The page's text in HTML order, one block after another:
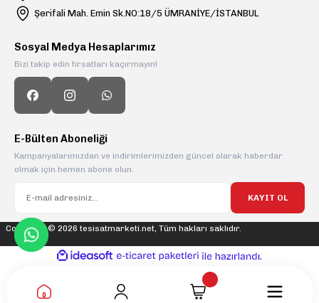
Şerifali Mah. Emin Sk.NO:18/5 ÜMRANİYE/İSTANBUL
Sosyal Medya Hesaplarımız
Bizi takip edin fırsatları kaçırmayın!
E-Bülten Aboneliği
Kampanyalarımızdan ve indirimlerimizden güncel olarak haberdar
olmak için hemen abone olun.
KAYIT OL
Copyright © 2026 tesisatmarketi.net, Tüm hakları saklıdır.
ideasoft
e-
paketleri